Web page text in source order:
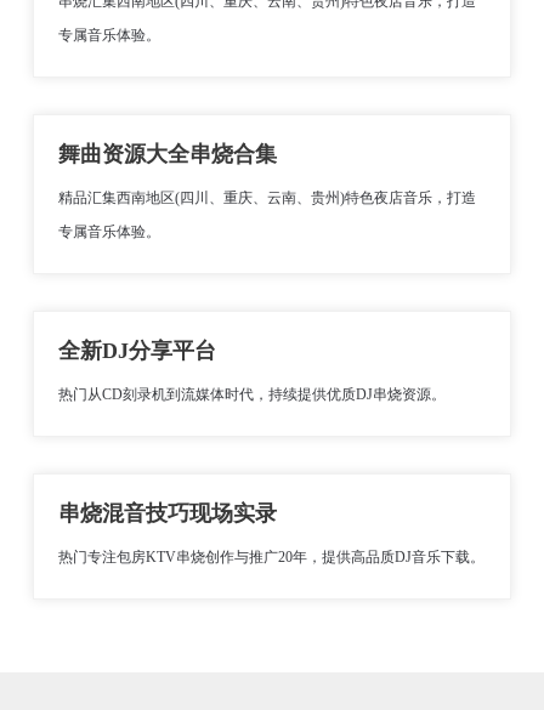
专属音乐体验。
舞曲资源大全串烧合集
精品汇集西南地区(四川、重庆、云南、贵州)特色夜店音乐，打造
专属音乐体验。
全新DJ分享平台
热门从CD刻录机到流媒体时代，持续提供优质DJ串烧资源。
串烧混音技巧现场实录
热门专注包房KTV串烧创作与推广20年，提供高品质DJ音乐下载。